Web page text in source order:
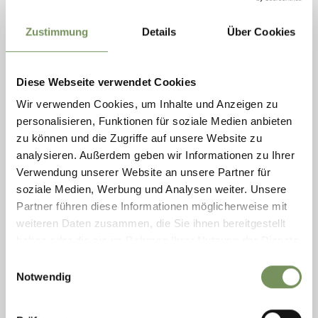
Zustimmung Details Über Cookies
Diese Webseite verwendet Cookies
Wir verwenden Cookies, um Inhalte und Anzeigen zu
personalisieren, Funktionen für soziale Medien anbieten
zu können und die Zugriffe auf unsere Website zu
analysieren. Außerdem geben wir Informationen zu Ihrer
Verwendung unserer Website an unsere Partner für
soziale Medien, Werbung und Analysen weiter. Unsere
Partner führen diese Informationen möglicherweise mit
weiteren Daten zusammen, die Sie ihnen bereitgestellt
Notwendig
RIFFIAN
BERGGASTHOF WALDE
geöffnet schließt um 21:00
10:00 - 21:00
Sonntag
10:00 - 21:00
Montag
10:00 - 21:00
Freitag
Auf Karte anzeigen
T+39 0473 241198
info@gasthof-walde.com